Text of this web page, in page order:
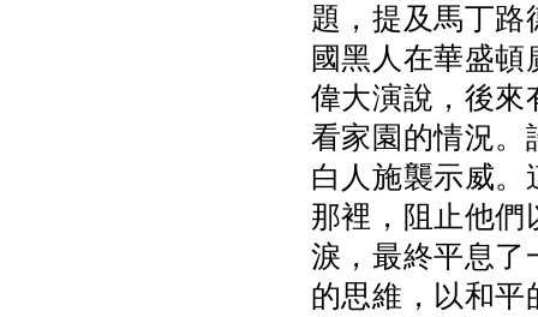
題，提及馬丁
國黑人在華盛
偉大演說，後來
看家園的情況。
白人施襲示威。
那裡，阻止他們
淚，最終平息了
的思維，以和平